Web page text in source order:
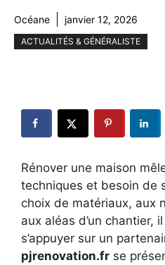
Océane janvier 12, 2026
ACTUALITÉS & GÉNÉRALISTE
Rénover une maison
techniques et besoin de
choix de matériaux, aux
aux aléas d’un chantier,
s’appuyer sur un
pjrenovation.fr se